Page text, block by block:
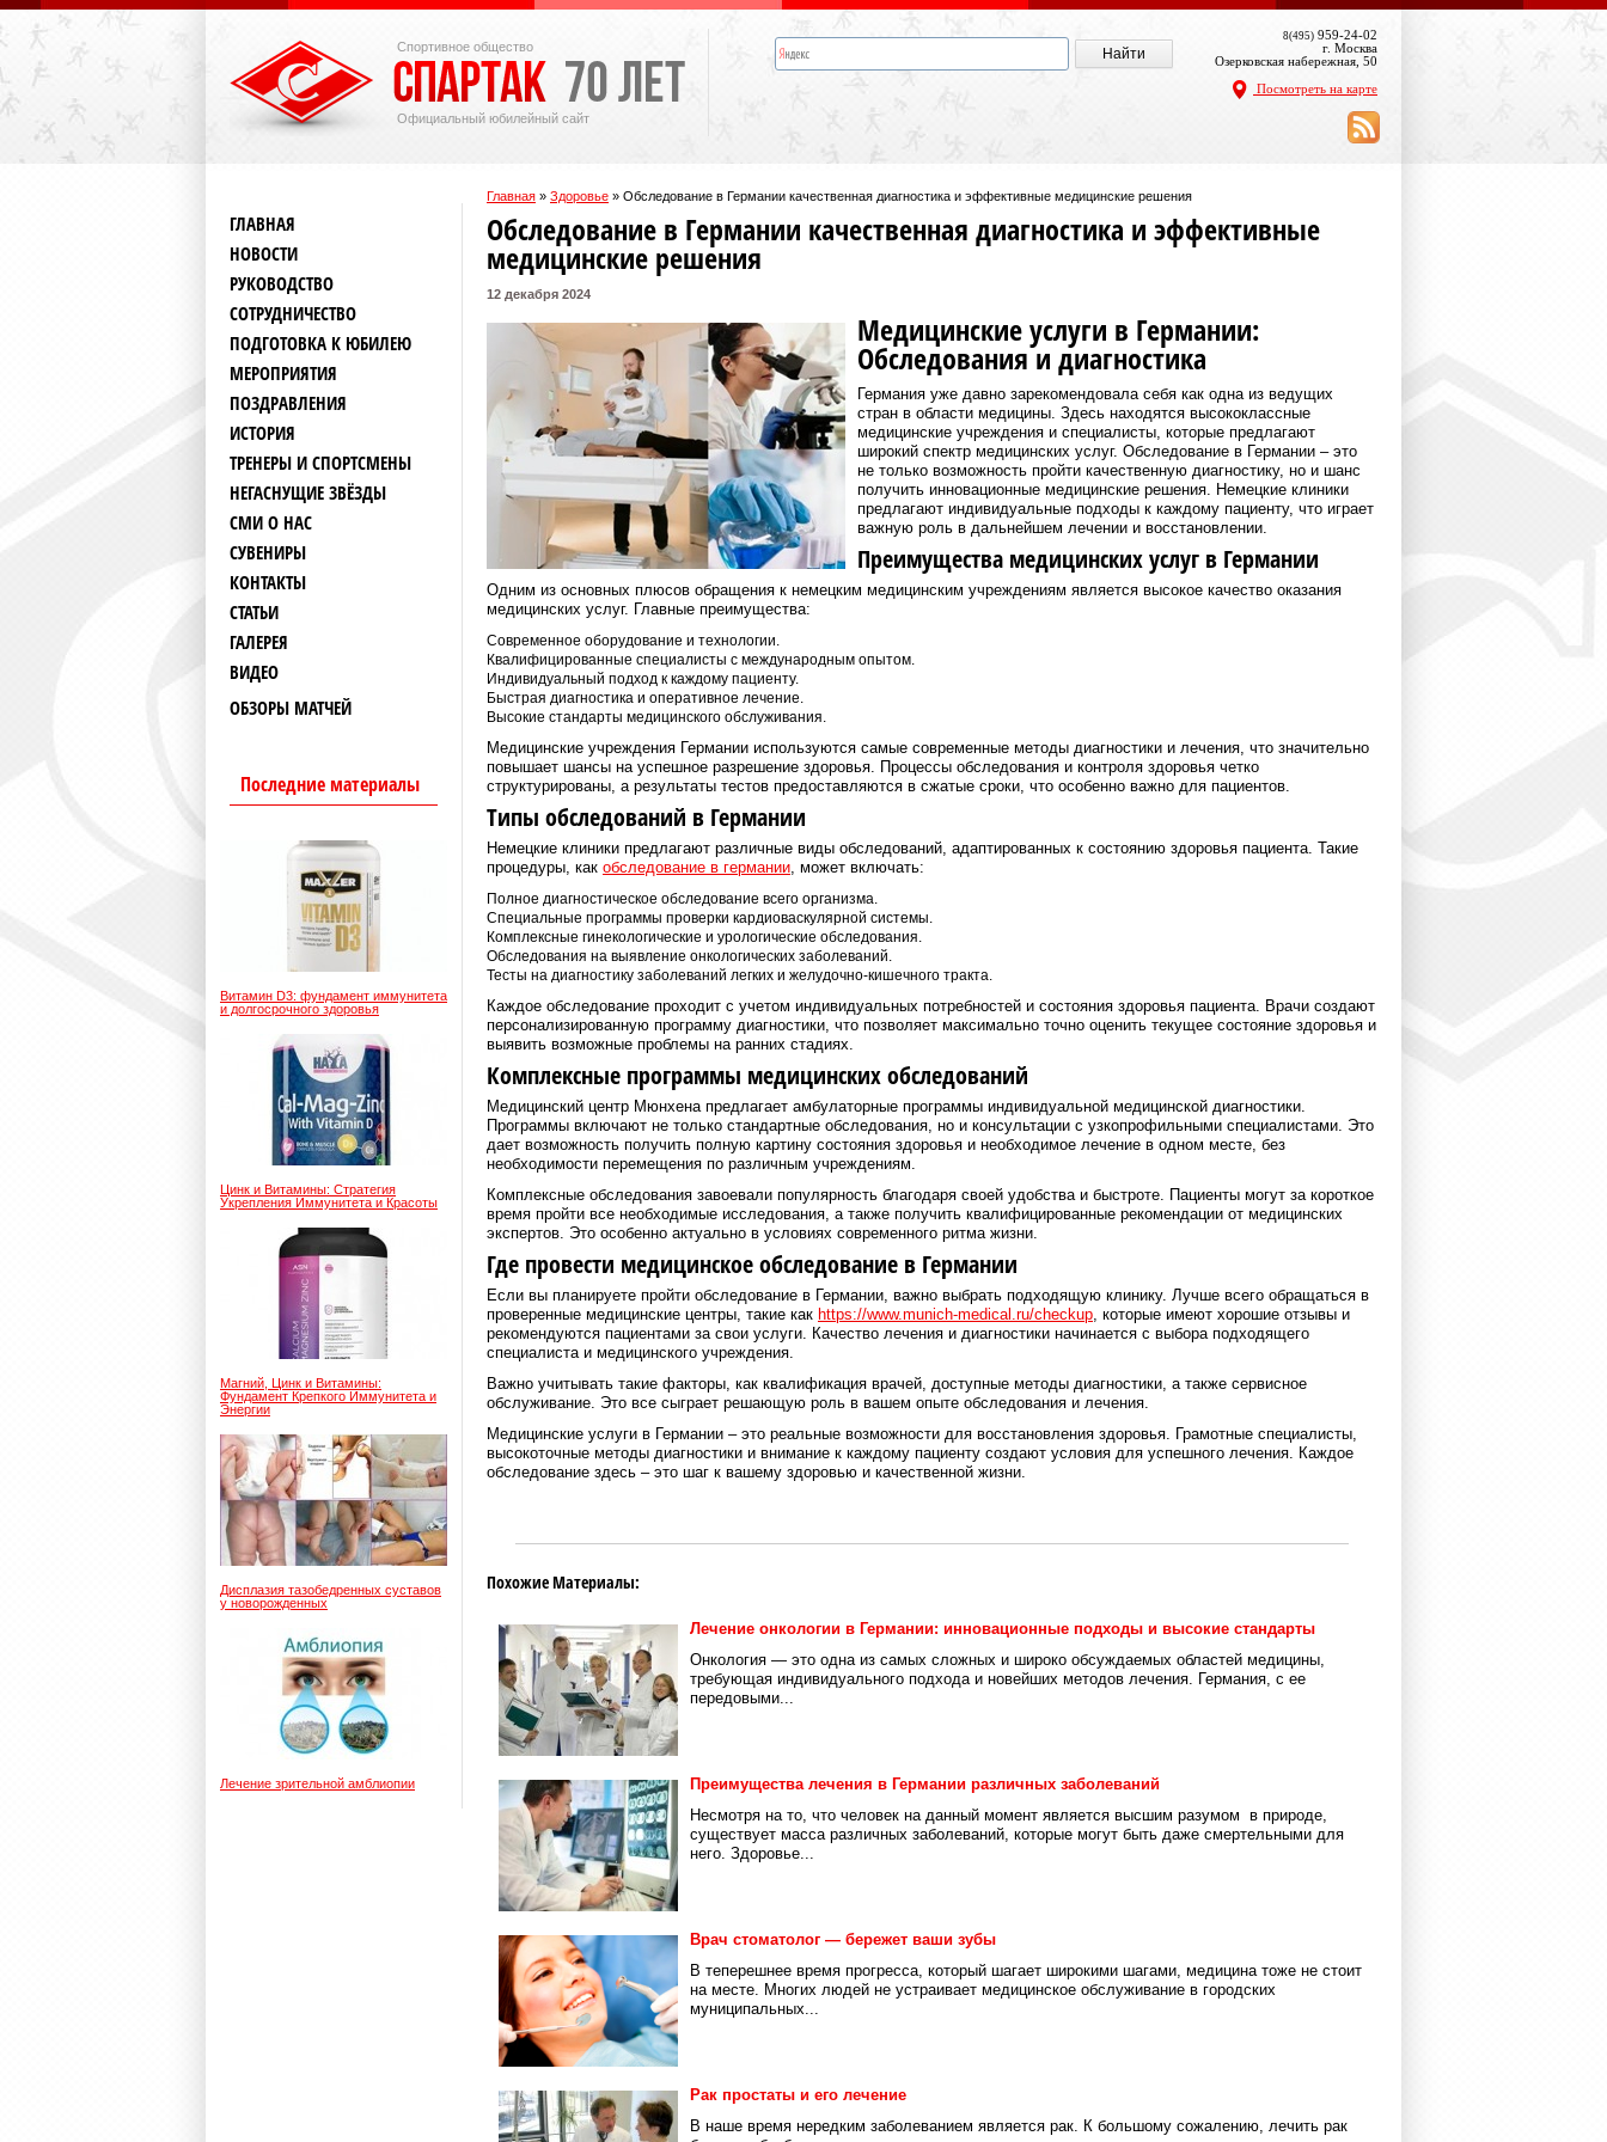
Спортивное общество
Официальный юбилейный сайт
8(495) 959-24-02
г. Москва
Озерковская набережная, 50
Посмотреть на карте
Главная » Здоровье » Обследование в Германии качественная диагностика и эффективные медицинские решения
ГЛАВНАЯ
НОВОСТИ
РУКОВОДСТВО
СОТРУДНИЧЕСТВО
ПОДГОТОВКА К ЮБИЛЕЮ
МЕРОПРИЯТИЯ
ПОЗДРАВЛЕНИЯ
ИСТОРИЯ
ТРЕНЕРЫ И СПОРТСМЕНЫ
НЕГАСНУЩИЕ ЗВЁЗДЫ
СМИ О НАС
СУВЕНИРЫ
КОНТАКТЫ
СТАТЬИ
ГАЛЕРЕЯ
ВИДЕО
ОБЗОРЫ МАТЧЕЙ
Последние материалы
Витамин D3: фундамент иммунитета
и долгосрочного здоровья
Цинк и Витамины: Стратегия
Укрепления Иммунитета и Красоты
Магний, Цинк и Витамины:
Фундамент Крепкого Иммунитета и
Энергии
Дисплазия тазобедренных суставов
у новорожденных
Лечение зрительной амблиопии
Обследование в Германии качественная диагностика и эффективные
медицинские решения
12 декабря 2024
Медицинские услуги в Германии:
Обследования и диагностика
Германия уже давно зарекомендовала себя как одна из ведущих
стран в области медицины. Здесь находятся высококлассные
медицинские учреждения и специалисты, которые предлагают
широкий спектр медицинских услуг. Обследование в Германии – это
не только возможность пройти качественную диагностику, но и шанс
получить инновационные медицинские решения. Немецкие клиники
предлагают индивидуальные подходы к каждому пациенту, что играет
важную роль в дальнейшем лечении и восстановлении.
Преимущества медицинских услуг в Германии
Одним из основных плюсов обращения к немецким медицинским учреждениям является высокое качество оказания
медицинских услуг. Главные преимущества:
Современное оборудование и технологии.
Квалифицированные специалисты с международным опытом.
Индивидуальный подход к каждому пациенту.
Быстрая диагностика и оперативное лечение.
Высокие стандарты медицинского обслуживания.
Медицинские учреждения Германии используются самые современные методы диагностики и лечения, что значительно
повышает шансы на успешное разрешение здоровья. Процессы обследования и контроля здоровья четко
структурированы, а результаты тестов предоставляются в сжатые сроки, что особенно важно для пациентов.
Типы обследований в Германии
Немецкие клиники предлагают различные виды обследований, адаптированных к состоянию здоровья пациента. Такие
процедуры, как обследование в германии, может включать:
Полное диагностическое обследование всего организма.
Специальные программы проверки кардиоваскулярной системы.
Комплексные гинекологические и урологические обследования.
Обследования на выявление онкологических заболеваний.
Тесты на диагностику заболеваний легких и желудочно-кишечного тракта.
Каждое обследование проходит с учетом индивидуальных потребностей и состояния здоровья пациента. Врачи создают
персонализированную программу диагностики, что позволяет максимально точно оценить текущее состояние здоровья и
выявить возможные проблемы на ранних стадиях.
Комплексные программы медицинских обследований
Медицинский центр Мюнхена предлагает амбулаторные программы индивидуальной медицинской диагностики.
Программы включают не только стандартные обследования, но и консультации с узкопрофильными специалистами. Это
дает возможность получить полную картину состояния здоровья и необходимое лечение в одном месте, без
необходимости перемещения по различным учреждениям.
Комплексные обследования завоевали популярность благодаря своей удобства и быстроте. Пациенты могут за короткое
время пройти все необходимые исследования, а также получить квалифицированные рекомендации от медицинских
экспертов. Это особенно актуально в условиях современного ритма жизни.
Где провести медицинское обследование в Германии
Если вы планируете пройти обследование в Германии, важно выбрать подходящую клинику. Лучше всего обращаться в
проверенные медицинские центры, такие как https://www.munich-medical.ru/checkup, которые имеют хорошие отзывы и
рекомендуются пациентами за свои услуги. Качество лечения и диагностики начинается с выбора подходящего
специалиста и медицинского учреждения.
Важно учитывать такие факторы, как квалификация врачей, доступные методы диагностики, а также сервисное
обслуживание. Это все сыграет решающую роль в вашем опыте обследования и лечения.
Медицинские услуги в Германии – это реальные возможности для восстановления здоровья. Грамотные специалисты,
высокоточные методы диагностики и внимание к каждому пациенту создают условия для успешного лечения. Каждое
обследование здесь – это шаг к вашему здоровью и качественной жизни.
Похожие Материалы:
Лечение онкологии в Германии: инновационные подходы и высокие стандарты
Онкология — это одна из самых сложных и широко обсуждаемых областей медицины,
требующая индивидуального подхода и новейших методов лечения. Германия, с ее
передовыми...
Преимущества лечения в Германии различных заболеваний
Несмотря на то, что человек на данный момент является высшим разумом в природе,
существует масса различных заболеваний, которые могут быть даже смертельными для
него. Здоровье...
Врач стоматолог — бережет ваши зубы
В теперешнее время прогресса, который шагает широкими шагами, медицина тоже не стоит
на месте. Многих людей не устраивает медицинское обслуживание в городских
муниципальных...
Рак простаты и его лечение
В наше время нередким заболеванием является рак. К большому сожалению, лечить рак